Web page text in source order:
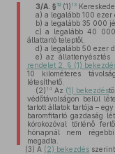
3/A. § 12 (1) 13
a) a legalább 100 ezer
b) a legalább 35 000
c) a legalább 40
állattartó teleptől,
d) a legalább 50 ezer
e) az állattenyésztés
rendelet 2. § (1)
10 kilométeres
létesíthető.
(2) 14Az (1) bekezdés
védőtávolságon belül
tartott állatok tartója –
baromfitartó gazdaság
kórokozóval történő
hónapnál nem
megadta.
(3) A (2) bekezdés